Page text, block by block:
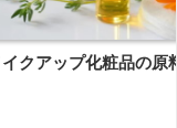
イクアップ化粧品の原